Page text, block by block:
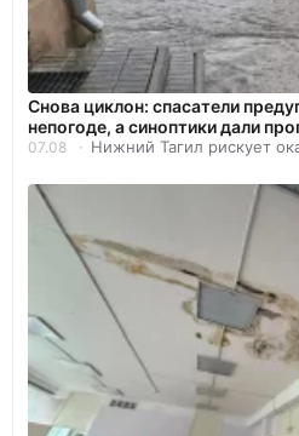
Снова циклон: спасатели
непогоде, а синоптики дали
07.08 Нижний Тагил рискует